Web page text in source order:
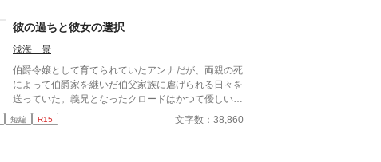
彼の過ちと彼女の選択
浅海 景
伯爵令嬢として育てられていたアンナだが、両親の死
によって伯爵家を継いだ伯父家族に虐げられる日々を
送っていた。義兄となったクロードはかつて優しい従
兄だったが、アンナに対して冷淡な態度を取るように
なる。 そんな中16歳の誕生日を迎えたアンナには縁
短編 R15 文字数：38,860